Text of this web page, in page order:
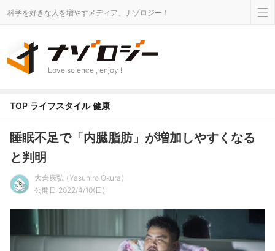
科学を好きな人を増やすメディア、ナゾロジー！
Love science , enjoy !
TOP ライフスタイル 健康
睡眠不足で「内臓脂肪」が増加しやすくなる
と判明
大倉康弘
Yasuhiro Okura
公開日 2022/4/10(日)